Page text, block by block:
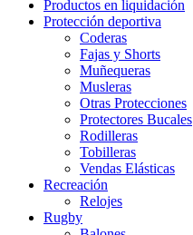
Productos en liquidación
Protección deportiva
Coderas
Fajas y Shorts
Muñequeras
Musleras
Otras Protecciones
Protectores Bucales
Rodilleras
Tobilleras
Vendas Elásticas
Recreación
Relojes
Rugby